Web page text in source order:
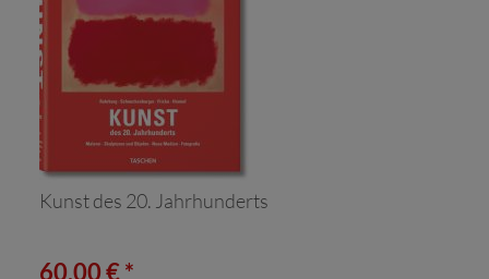
Kunst des 20. Jahrhunderts
60,00 € *